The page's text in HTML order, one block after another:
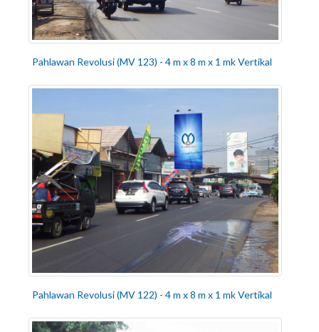
Pahlawan Revolusi (MV 123) - 4 m x 8 m x 1 mk Vertikal
Pahlawan Revolusi (MV 122) - 4 m x 8 m x 1 mk Vertikal